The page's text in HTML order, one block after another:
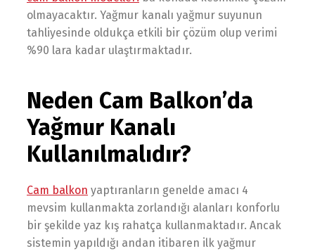
olmayacaktır. Yağmur kanalı yağmur suyunun
tahliyesinde oldukça etkili bir çözüm olup verimi
%90 lara kadar ulaştırmaktadır.
Neden Cam Balkon’da
Yağmur Kanalı
Kullanılmalıdır?
Cam balkon yaptıranların genelde amacı 4
mevsim kullanmakta zorlandığı alanları konforlu
bir şekilde yaz kış rahatça kullanmaktadır. Ancak
sistemin yapıldığı andan itibaren ilk yağmur